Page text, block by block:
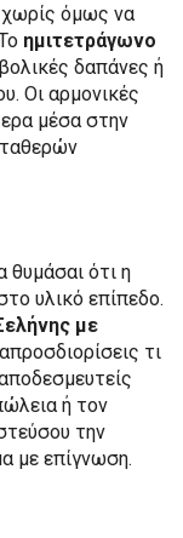
χωρίς όμως να
ημιτετράγωνο
δαπάνες ή
Οι αρμονικές
μέσα στην
θυμάσαι ότι η
υλικό επίπεδο.
με
τι
ή τον
την
με επίγνωση.